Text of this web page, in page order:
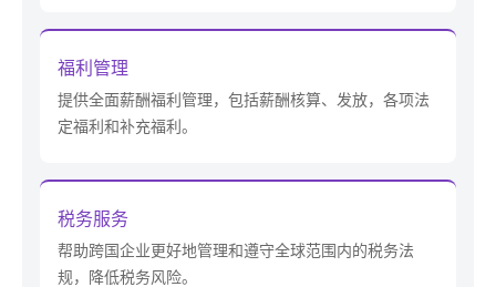
福利管理
提供全面薪酬福利管理，包括薪酬核算、发放，各项法
定福利和补充福利。
税务服务
帮助跨国企业更好地管理和遵守全球范围内的税务法
规，降低税务风险。